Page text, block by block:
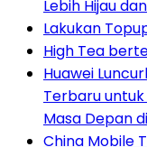
Lebih Hijau
Lakukan
High Tea
Huawei
Terbaru
Masa Depan
China Mobile